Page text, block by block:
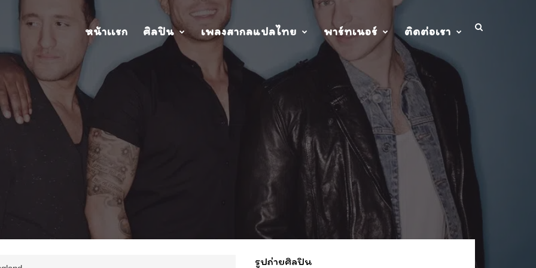
หน้าเเรก ศิลปิน เพลงสากลแปลไทย พาร์ทเนอร์ ติดต่อเรา
รูปถ่ายศิลปิน